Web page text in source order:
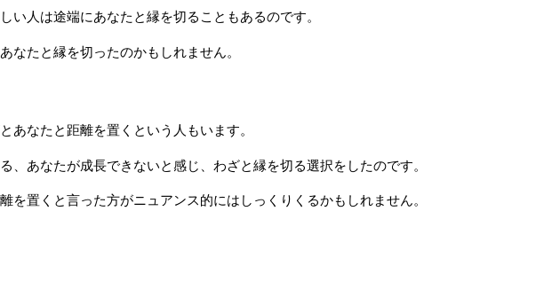
い人は途端にあなたと縁を切ることもあるのです。
なたと縁を切ったのかもしれません。
あなたと距離を置くという人もいます。
、あなたが成長できないと感じ、わざと縁を切る選択をしたのです。
を置くと言った方がニュアンス的にはしっくりくるかもしれません。